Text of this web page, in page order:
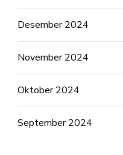
Desember 2024
November 2024
Oktober 2024
September 2024